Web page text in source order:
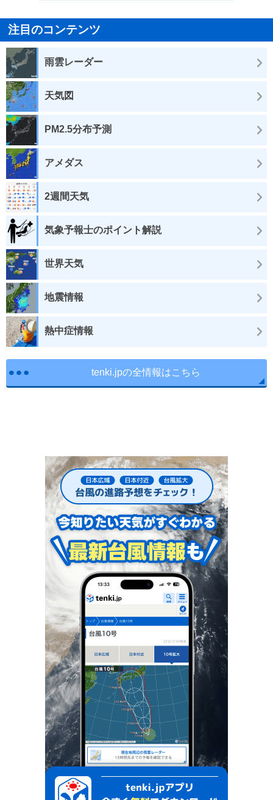
注目のコンテンツ
雨雲レーダー
天気図
PM2.5分布予測
アメダス
2週間天気
気象予報士のポイント解説
世界天気
地震情報
熱中症情報
tenki.jpの全情報はこちら